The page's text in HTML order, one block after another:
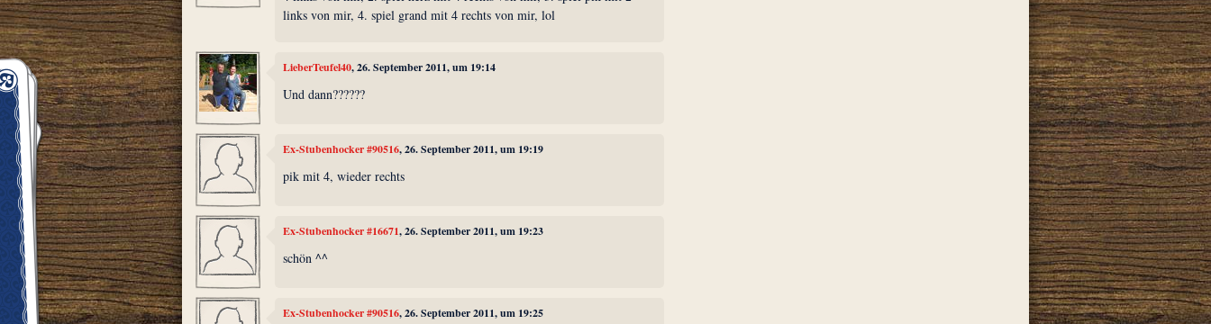
links von mir, 4. spiel grand mit 4 rechts von mir, lol
LieberTeufel40, 26. September 2011, um 19:14
Und dann??????
Ex-Stubenhocker #90516, 26. September 2011, um 19:19
pik mit 4, wieder rechts
Ex-Stubenhocker #16671, 26. September 2011, um 19:23
schön ^^
Ex-Stubenhocker #90516, 26. September 2011, um 19:25